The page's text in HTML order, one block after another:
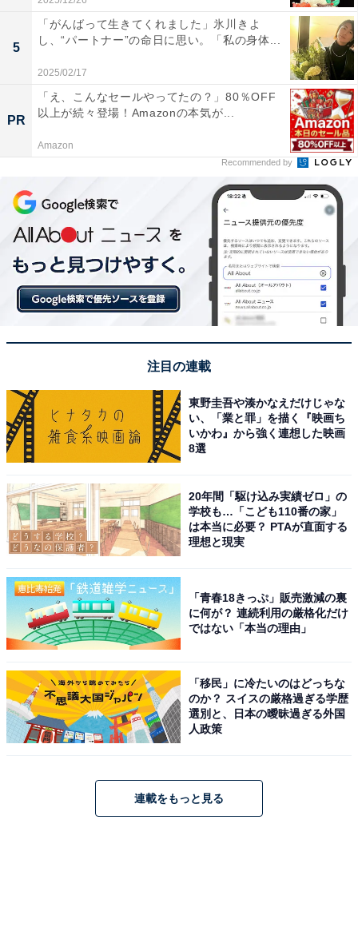
5
「がんばって生きてくれました」氷川きよ
し、“パートナー”の命日に思い。「私の身体...
2025/02/17
PR
「え、こんなセールやってたの？」80％OFF
以上が続々登場！Amazonの本気が...
Amazon
Recommended by
注目の連載
東野圭吾や湊かなえだけじゃな
い、「業と罪」を描く『映画ち
いかわ』から強く連想した映画
8選
20年間「駆け込み実績ゼロ」の
学校も…「こども110番の家」
は本当に必要？ PTAが直面する
理想と現実
「青春18きっぷ」販売激減の裏
に何が？ 連続利用の厳格化だけ
ではない「本当の理由」
「移民」に冷たいのはどっちな
のか？ スイスの厳格過ぎる学歴
選別と、日本の曖昧過ぎる外国
人政策
連載をもっと見る